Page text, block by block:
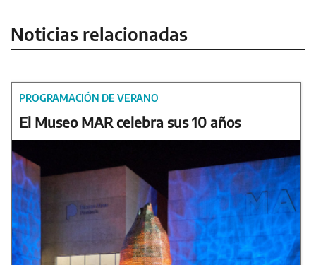
Noticias relacionadas
PROGRAMACIÓN DE VERANO
El Museo MAR celebra sus 10 años